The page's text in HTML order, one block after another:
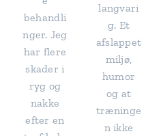
behandli
nger. Jeg
har flere
skader i
ryg og
nakke
efter en
langvari
g. Et
afslappet
miljø,
humor
og at
træninge
n ikke